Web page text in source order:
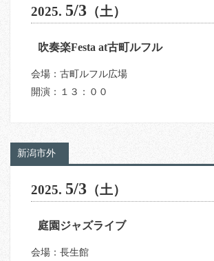
2025. 5/3 （土）
吹奏楽Festa at古町ルフル
会場：古町ルフル広場
開演：１３：００
新潟市外
2025. 5/3 （土）
庭園ジャズライブ
会場：長生館